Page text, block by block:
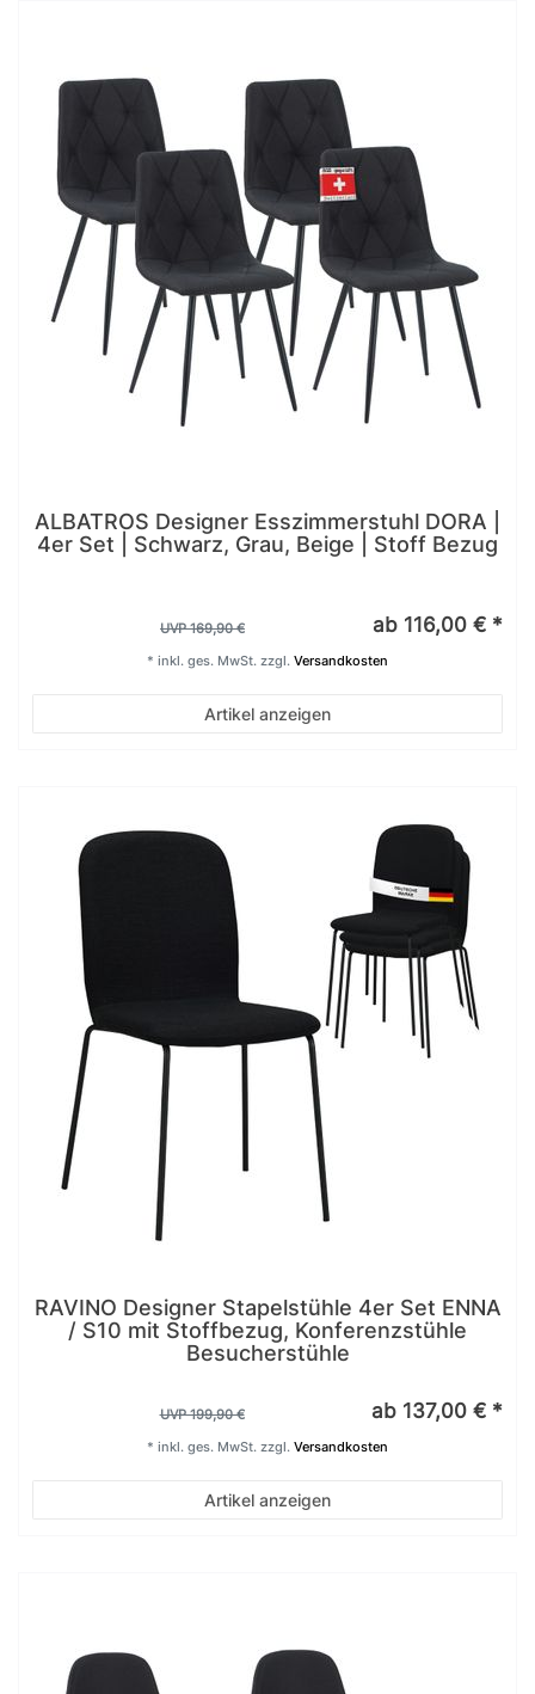
ALBATROS Designer Esszimmerstuhl DORA |
4er Set | Schwarz, Grau, Beige | Stoff Bezug
UVP 169,90 € ab 116,00 € *
Artikel anzeigen
* inkl. ges. MwSt. zzgl. Versandkosten
RAVINO Designer Stapelstühle 4er Set ENNA
/ S10 mit Stoffbezug, Konferenzstühle
Besucherstühle
UVP 199,90 € ab 137,00 € *
Artikel anzeigen
* inkl. ges. MwSt. zzgl. Versandkosten